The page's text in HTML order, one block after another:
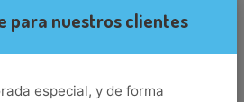
para nuestros clientes
especial, y de forma